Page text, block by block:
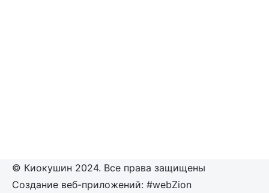
© Киокушин 2024. Все права защищены
Создание веб-приложений: #webZion